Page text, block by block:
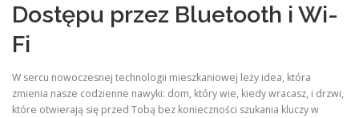
Dostępu przez Bluetooth i Wi-
Fi
W sercu nowoczesnej technologii mieszkaniowej leży idea, która
zmienia nasze codzienne nawyki: dom, który wie, kiedy wracasz, i drzwi,
które otwierają się przed Tobą bez konieczności szukania kluczy w